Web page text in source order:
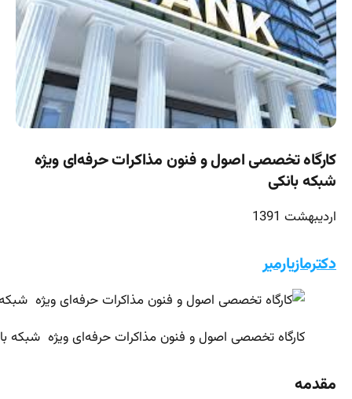
کارگاه تخصصی اصول و فنون مذاکرات حرفه‌ای ویژه
شبکه بانکی
اردیبهشت 1391
دکترمازیارمیر
کارگاه تخصصی اصول و فنون مذاکرات حرفه‌ای ویژه شبکه
مقدمه